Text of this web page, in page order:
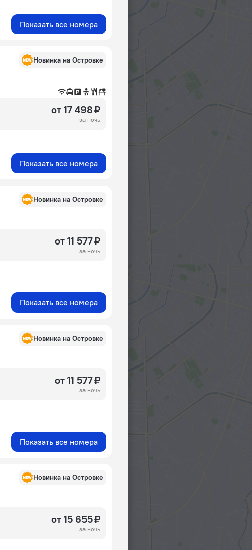
Показать все номера
Новинка на Островке
от 17 498 ₽
за ночь
Показать все номера
Новинка на Островке
от 11 577 ₽
за ночь
Показать все номера
Новинка на Островке
от 11 577 ₽
за ночь
Показать все номера
Новинка на Островке
от 15 655 ₽
за ночь